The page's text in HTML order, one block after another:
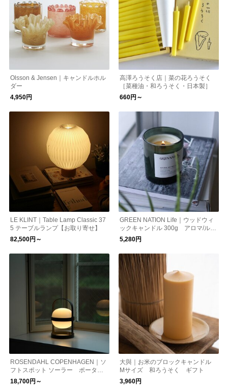
Olsson & Jensen｜キャンドルホル
ダー
4,950円
高澤ろうそく店｜菜の花ろうそく
［菜種油・和ろうそく・日本製］
660円～
LE KLINT｜Table Lamp Classic 37
5 テーブルランプ【お取り寄せ】
82,500円～
GREEN NATION Life｜ウッドウィ
ックキャンドル 300g アロマ/ルー
ムフレグランス/植物由来
5,280円
ROSENDAHL COPENHAGEN｜ソ
フトスポット ソーラー ポータブ
ルランプ【お取り寄せ】
18,700円～
大與｜お米のブロックキャンドル
Mサイズ 和ろうそく ギフト
3,960円